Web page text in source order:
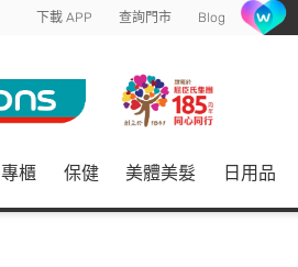
下載 APP 查詢門市 Blog
專櫃 保健 美體美髮 日用品